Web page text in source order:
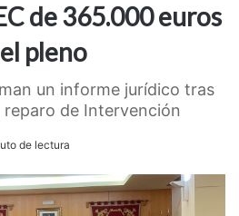
de 365.000 euros
pleno
un informe jurídico tras
de Intervención
de lectura